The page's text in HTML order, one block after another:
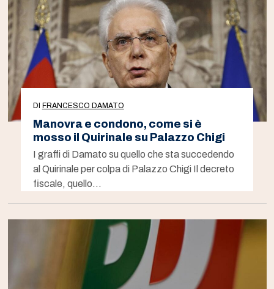
DI FRANCESCO DAMATO
Manovra e condono, come si è
mosso il Quirinale su Palazzo Chigi
I graffi di Damato su quello che sta succedendo
al Quirinale per colpa di Palazzo Chigi Il decreto
fiscale, quello…